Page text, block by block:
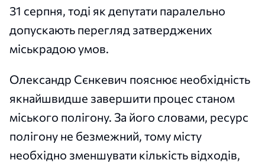
31 серпня, тоді як депутати паралельно
допускають перегляд затверджених
міськрадою умов.
Олександр Сєнкевич пояснює необхідність
якнайшвидше завершити процес станом
міського полігону. За його словами, ресурс
полігону не безмежний, тому місту
необхідно зменшувати кількість відходів,